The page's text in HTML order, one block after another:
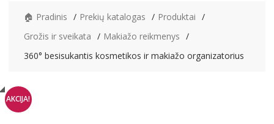
🏠 Pradinis Prekių katalogas
Produktai
Grožis ir sveikata
Makiažo reikmenys
360° besisukantis kosmetikos ir makiažo organizatorius
AKCIJA!